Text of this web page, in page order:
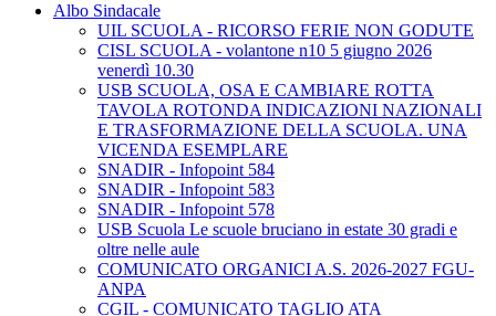
Albo Sindacale
UIL SCUOLA - RICORSO FERIE NON GODUTE
CISL SCUOLA - volantone n10 5 giugno 2026
venerdì 10.30
USB SCUOLA, OSA E CAMBIARE ROTTA
TAVOLA ROTONDA INDICAZIONI NAZIONALI
E TRASFORMAZIONE DELLA SCUOLA. UNA
VICENDA ESEMPLARE
SNADIR - Infopoint 584
SNADIR - Infopoint 583
SNADIR - Infopoint 578
USB Scuola Le scuole bruciano in estate 30 gradi e
oltre nelle aule
COMUNICATO ORGANICI A.S. 2026-2027 FGU-
ANPA
CGIL - COMUNICATO TAGLIO ATA